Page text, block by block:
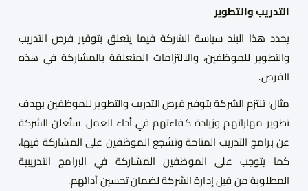
التدريب والتطوير
يحدد هذا البند سياسة الشركة فيما يتعلق بتوفير فرص التدريب
والتطوير للموظفين، والالتزامات المتعلقة بالمشاركة في هذه
الفرص.
مثال: تلتزم الشركة بتوفير فرص التدريب والتطوير للموظفين بهدف
تطوير مهاراتهم وزيادة كفاءتهم في أداء العمل. ستُعلن الشركة
عن برامج التدريب المتاحة وتشجع الموظفين على المشاركة فيها،
كما يتوجب على الموظفين المشاركة في البرامج التدريبية
المطلوبة من قبل إدارة الشركة لضمان تحسين أدائهم.